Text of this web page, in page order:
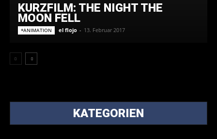
KURZFILM: THE NIGHT THE
MOON FELL
*ANIMATION el flojo - 13. Februar 2017
KATEGORIEN